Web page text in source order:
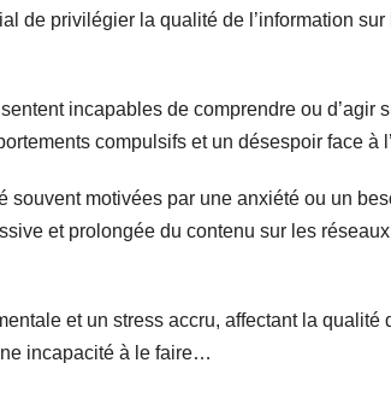
de privilégier la qualité de l’information
incapables de comprendre ou
compulsifs et un désespoir face à
motivées par une anxiété ou un
et prolongée du contenu sur les
et un stress accru, affectant la
incapacité à le faire…